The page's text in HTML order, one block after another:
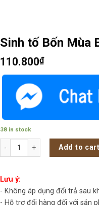
Sinh tố Bốn Mùa
110.800₫
38 in stock
Sinh tố Bốn Mùa Bưởi hồng
Add to cart
Lưu ý:
- Không áp dụng đổi trả sau
- Hỗ trợ đổi hàng đối với sản